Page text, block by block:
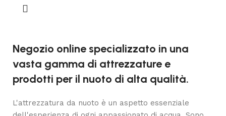
Negozio online specializzato in una
vasta gamma di attrezzature e
prodotti per il nuoto di alta qualità.
L'attrezzatura da nuoto è un aspetto essenziale